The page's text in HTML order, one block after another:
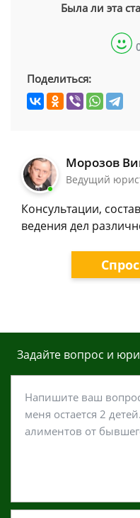
Была ли эта
Поделиться:
Морозов
Ведущий
Консультации,
ведения дел
Задайте вопрос и